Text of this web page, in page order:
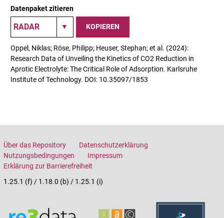
Datenpaket zitieren
KOPIEREN
Oppel, Niklas; Röse, Philipp; Heuser, Stephan; et al. (2024):
Research Data of Unveiling the Kinetics of CO2 Reduction in
Aprotic Electrolyte: The Critical Role of Adsorption. Karlsruhe
Institute of Technology. DOI: 10.35097/1853
Über das Repository
Datenschutzerklärung
Nutzungsbedingungen
Impressum
Erklärung zur Barrierefreiheit
1.25.1 (f) / 1.18.0 (b) / 1.25.1 (i)